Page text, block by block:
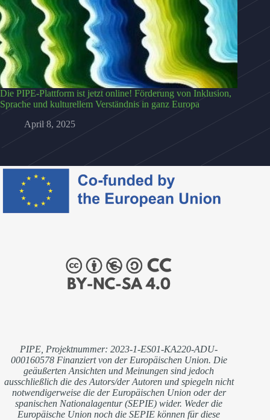
Die PIPE-Plattform ist jetzt online! Förderung von Inklusion,
Sprache und kulturellem Verständnis in ganz Europa
April 8, 2025
PIPE, Projektnummer: 2023-1-ES01-KA220-ADU-
000160578 Finanziert von der Europäischen Union. Die
geäußerten Ansichten und Meinungen sind jedoch
ausschließlich die des Autors/der Autoren und spiegeln nicht
notwendigerweise die der Europäischen Union oder der
spanischen Nationalagentur (SEPIE) wider. Weder die
Europäische Union noch die SEPIE können für diese